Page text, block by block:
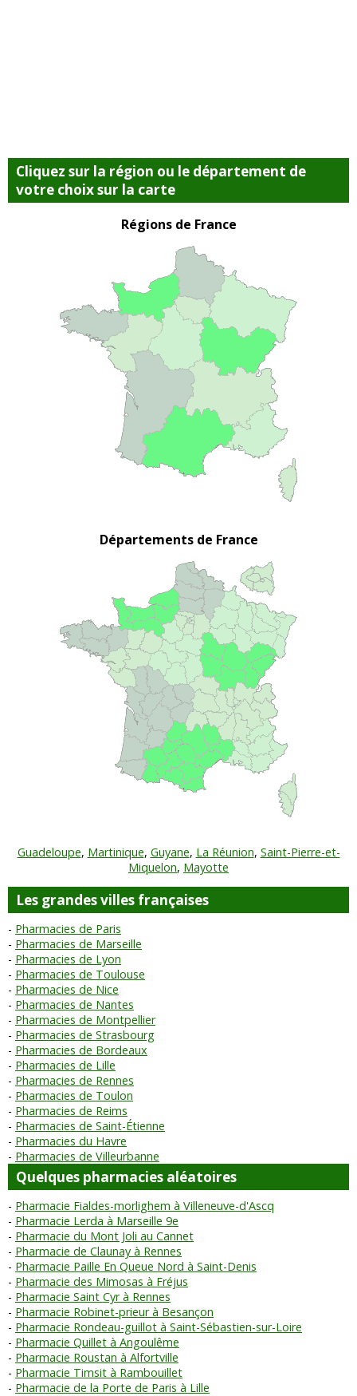
Cliquez sur la région ou le département de
votre choix sur la carte
Régions de France
Départements de France
Guadeloupe, Martinique, Guyane, La Réunion, Saint-Pierre-et-
Miquelon, Mayotte
Les grandes villes françaises
Pharmacies de Paris
Pharmacies de Marseille
Pharmacies de Lyon
Pharmacies de Toulouse
Pharmacies de Nice
Pharmacies de Nantes
Pharmacies de Montpellier
Pharmacies de Strasbourg
Pharmacies de Bordeaux
Pharmacies de Lille
Pharmacies de Rennes
Pharmacies de Toulon
Pharmacies de Reims
Pharmacies de Saint-Étienne
Pharmacies du Havre
Pharmacies de Villeurbanne
Quelques pharmacies aléatoires
Pharmacie Fialdes-morlighem à Villeneuve-d'Ascq
Pharmacie Lerda à Marseille 9e
Pharmacie du Mont Joli au Cannet
Pharmacie de Claunay à Rennes
Pharmacie Paille En Queue Nord à Saint-Denis
Pharmacie des Mimosas à Fréjus
Pharmacie Saint Cyr à Rennes
Pharmacie Robinet-prieur à Besançon
Pharmacie Rondeau-guillot à Saint-Sébastien-sur-Loire
Pharmacie Quillet à Angoulême
Pharmacie Roustan à Alfortville
Pharmacie Timsit à Rambouillet
Pharmacie de la Porte de Paris à Lille